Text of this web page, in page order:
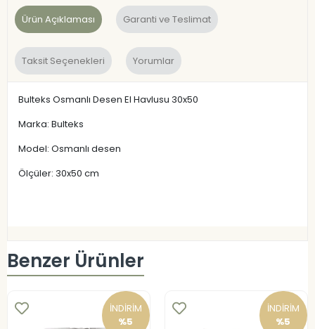
Ürün Açıklaması Garanti ve Teslimat
Taksit Seçenekleri Yorumlar
Bulteks Osmanlı Desen El Havlusu 30x50
Marka: Bulteks
Model: Osmanlı desen
Ölçüler: 30x50 cm
Benzer Ürünler
İNDİRİM
%5
İNDİRİM
%5